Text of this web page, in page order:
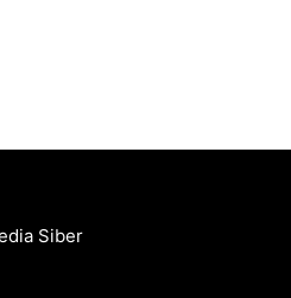
Siber